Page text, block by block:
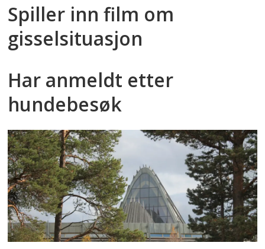
Spiller inn film om
gisselsituasjon
Har anmeldt etter
hundebesøk